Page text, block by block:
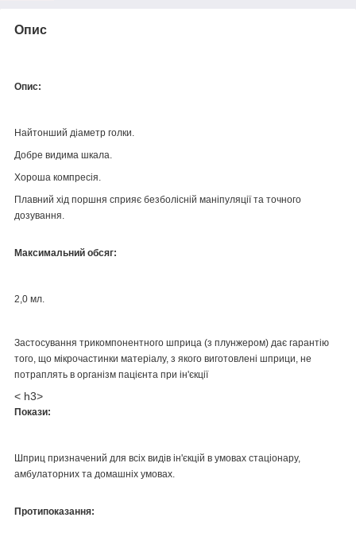
Опис
Опис:
Найтонший діаметр голки.
Добре видима шкала.
Хороша компресія.
Плавний хід поршня сприяє безболісній маніпуляції та точного
дозування.
Максимальний обсяг:
2,0 мл.
Застосування трикомпонентного шприца (з плунжером) дає гарантію
того, що мікрочастинки матеріалу, з якого виготовлені шприци, не
потраплять в організм пацієнта при ін'єкції
< h3>
Покази:
Шприц призначений для всіх видів ін'єкцій в умовах стаціонару,
амбулаторних та домашніх умовах.
Протипоказання: